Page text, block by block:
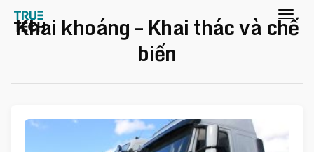
Khai khoáng – Khai thác và chế
biến